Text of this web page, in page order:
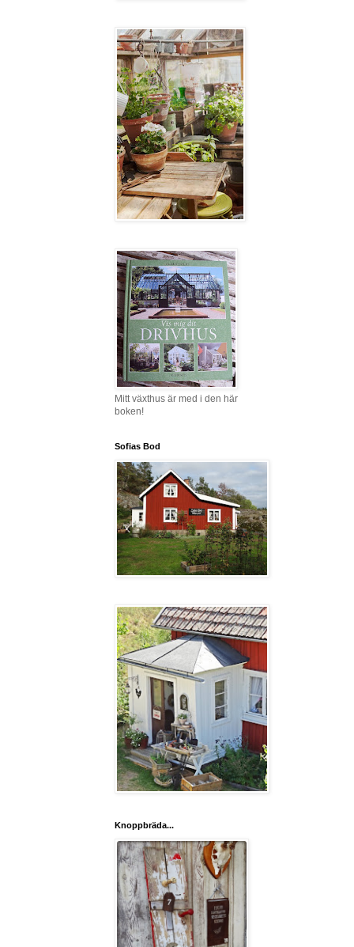
Mitt växthus är med i den här
boken!
Sofias Bod
Knoppbräda...